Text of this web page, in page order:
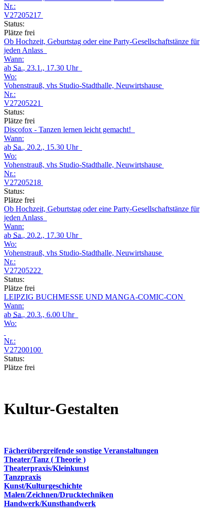
Nr.:
V27205217
Status:
Plätze frei
Ob Hochzeit, Geburtstag oder eine Party-Gesellschaftstänze für
jeden Anlass
Wann:
ab Sa., 23.1., 17.30 Uhr
Wo:
Vohenstrauß, vhs Studio-Stadthalle, Neuwirtshause
Nr.:
V27205221
Status:
Plätze frei
Discofox - Tanzen lernen leicht gemacht!
Wann:
ab Sa., 20.2., 15.30 Uhr
Wo:
Vohenstrauß, vhs Studio-Stadthalle, Neuwirtshause
Nr.:
V27205218
Status:
Plätze frei
Ob Hochzeit, Geburtstag oder eine Party-Gesellschaftstänze für
jeden Anlass
Wann:
ab Sa., 20.2., 17.30 Uhr
Wo:
Vohenstrauß, vhs Studio-Stadthalle, Neuwirtshause
Nr.:
V27205222
Status:
Plätze frei
LEIPZIG BUCHMESSE UND MANGA-COMIC-CON
Wann:
ab Sa., 20.3., 6.00 Uhr
Wo:
Nr.:
V27200100
Status:
Plätze frei
Kultur-Gestalten
Fächerübergreifende sonstige Veranstaltungen
Theater/Tanz ( Theorie )
Theaterpraxis/Kleinkunst
Tanzpraxis
Kunst/Kulturgeschichte
Malen/Zeichnen/Drucktechniken
Handwerk/Kunsthandwerk